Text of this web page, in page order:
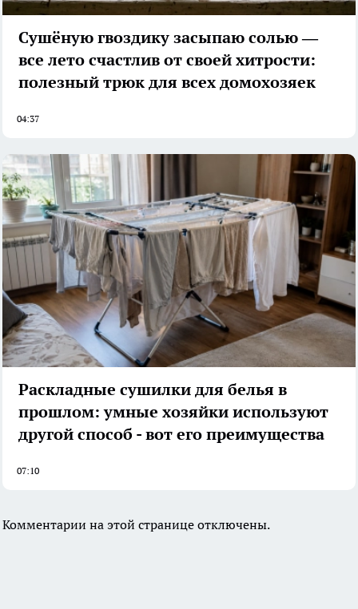
Сушёную гвоздику засыпаю солью —
все лето счастлив от своей хитрости:
полезный трюк для всех домохозяек
04:37
Раскладные сушилки для белья в
прошлом: умные хозяйки используют
другой способ - вот его преимущества
07:10
Комментарии на этой странице отключены.